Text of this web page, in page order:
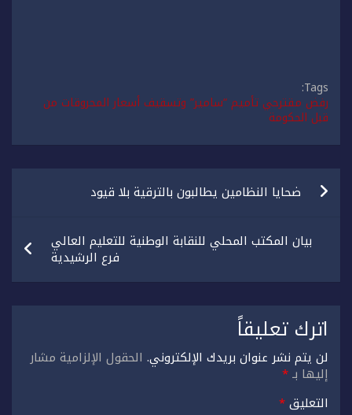
Tags:
رفض مقترحي تأميم “سامير” وتسقيف أسعار المحروقات من
قبل الحكومة
تصفّح
المقالاتضحايا النظامين يطالبون بالترقية بلا قيود
بيان المكتب المحلي للنقابة الوطنية للتعليم العالي
فرع الرشيدية
اترك تعليقاً
لن يتم نشر عنوان بريدك الإلكتروني. الحقول الإلزامية مشار
إليها بـ*
التعليق*